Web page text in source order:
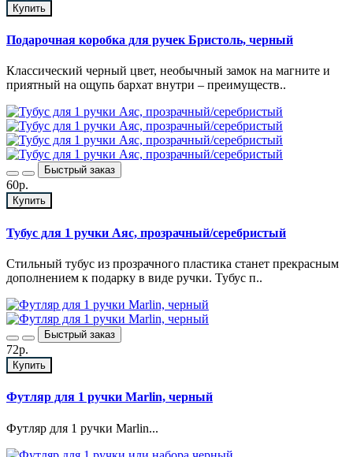
Купить
Подарочная коробка для ручек Бристоль, черный
Классический черный цвет, необычный замок на магните и
приятный на ощупь бархат внутри – преимуществ..
Быстрый заказ
60р.
Купить
Тубус для 1 ручки Аяс, прозрачный/серебристый
Стильный тубус из прозрачного пластика станет прекрасным
дополнением к подарку в виде ручки. Тубус п..
Быстрый заказ
72р.
Купить
Футляр для 1 ручки Marlin, черный
Футляр для 1 ручки Marlin...